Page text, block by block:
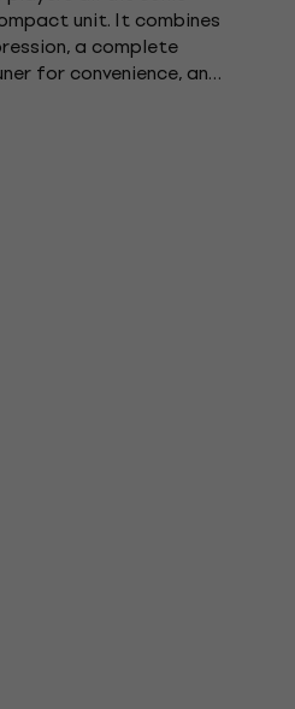
unit. It combines
a complete
for convenience, and